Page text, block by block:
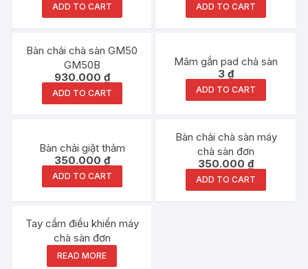
ADD TO CART ADD TO CART
Bàn chải chà sàn GM50
GM50B
930.000 ₫
ADD TO CART
Mâm gắn pad chà sàn
3₫
ADD TO CART
Bàn chải giặt thảm
350.000 ₫
ADD TO CART
Bàn chải chà sàn máy
chà sàn đơn
350.000₫
ADD TO CART
Tay cầm điều khiển máy
chà sàn đơn
READ MORE